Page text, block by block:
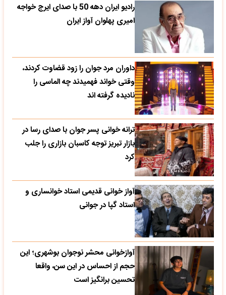
رادیو ایران دهه 50 با صدای ایرج خواجه
امیری پهلوان آواز ایران
داوران مرد جوان را زود قضاوت کردند،
وقتی خواند فهمیدند چه الماسی را
نادیده گرفته اند
ترانه خوانی پسر جوان با صدای رسا در
بازار تبریز توجه کاسبان بازاری را جلب
کرد
آواز خوانی قدیمی استاد خوانساری و
استاد گپا در جوانی
آوازخوانی محشر نوجوان بوشهری؛ این
حجم از احساس در این سن، واقعا
تحسین‌ برانگیز است